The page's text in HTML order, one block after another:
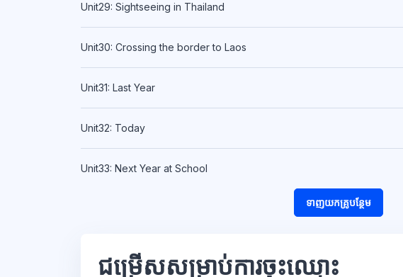
Unit29: Sightseeing in Thailand
Unit30: Crossing the border to Laos
Unit31: Last Year
Unit32: Today
Unit33: Next Year at School
ទាញយកគ្រូបន្ថែម
ជម្រើសសម្រាប់ការចុះឈ្មោះ